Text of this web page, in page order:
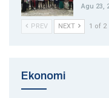
Agu 23,
PREV NEXT 1 of 2
Ekonomi